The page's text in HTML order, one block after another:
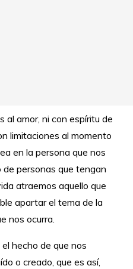
al amor, ni con espíritu de
limitaciones al momento
en la persona que nos
personas que tengan
atraemos aquello que
apartar el tema de la
nos ocurra.
hecho de que nos
o creado, que es así,